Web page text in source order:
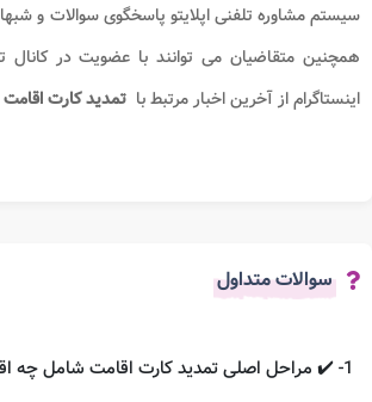
سیستم مشاوره تلفنی اپلایتو پاسخگوی سوالات و
همچنین متقاضیان می توانند با عضویت در کانال
اینستاگرام از آخرین اخبار مرتبط با تمدید کارت اقامت
سوالات متداول
1- ✔️ مراحل اصلی تمدید کارت اقامت شامل چه اقداماتی است؟